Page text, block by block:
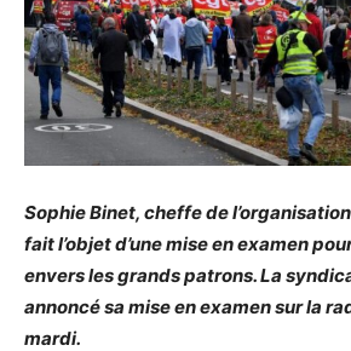
Sophie Binet, cheffe de
fait l’objet d’une mise en examen
envers les grands patrons. La
annoncé sa mise en examen sur la
mardi.